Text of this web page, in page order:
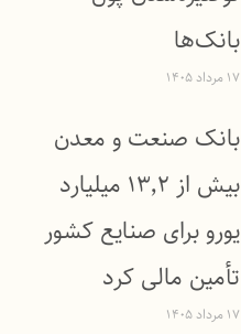
بانک‌ها
۱۷ مرداد ۱۴۰۵
بانک صنعت و معدن
بیش از ۱۳٬۲ میلیارد
یورو برای صنایع کشور
تأمین مالی کرد
۱۷ مرداد ۱۴۰۵